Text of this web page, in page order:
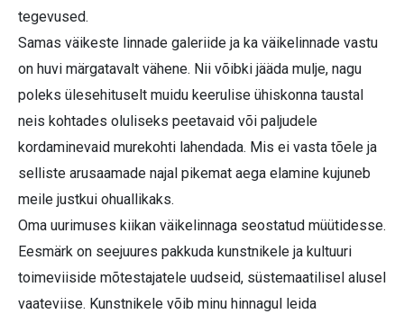
tegevused.
Samas väikeste linnade galeriide ja ka väikelinnade vastu
on huvi märgatavalt vähene. Nii võibki jääda mulje, nagu
poleks ülesehituselt muidu keerulise ühiskonna taustal
neis kohtades oluliseks peetavaid või paljudele
kordaminevaid murekohti lahendada. Mis ei vasta tõele ja
selliste arusaamade najal pikemat aega elamine kujuneb
meile justkui ohuallikaks.
Oma uurimuses kiikan väikelinnaga seostatud müütidesse.
Eesmärk on seejuures pakkuda kunstnikele ja kultuuri
toimeviiside mõtestajatele uudseid, süstemaatilisel alusel
vaateviise. Kunstnikele võib minu hinnagul leida